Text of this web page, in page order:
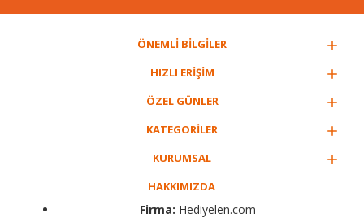
ÖNEMLİ BİLGİLER
HIZLI ERİŞİM
ÖZEL GÜNLER
KATEGORİLER
KURUMSAL
HAKKIMIZDA
Firma: Hediyelen.com